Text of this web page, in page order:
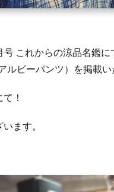
号 これからの涼品名鑑
ルビーパンツ）を掲載い
！
ます。